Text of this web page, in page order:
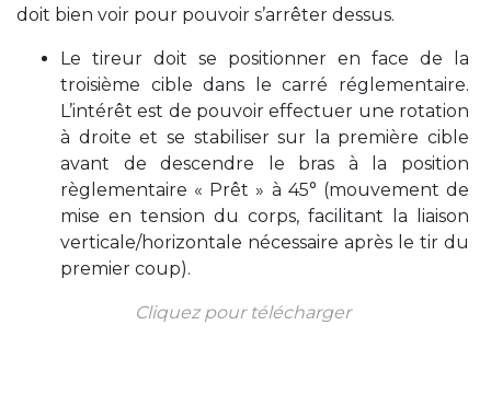
doit bien voir pour pouvoir s’arrêter dessus.
Le tireur doit se positionner en face de la
troisième cible dans le carré réglementaire.
L’intérêt est de pouvoir effectuer une rotation
à droite et se stabiliser sur la première cible
avant de descendre le bras à la position
règlementaire « Prêt » à 45° (mouvement de
mise en tension du corps, facilitant la liaison
verticale/horizontale nécessaire après le tir du
premier coup).
Cliquez pour télécharger